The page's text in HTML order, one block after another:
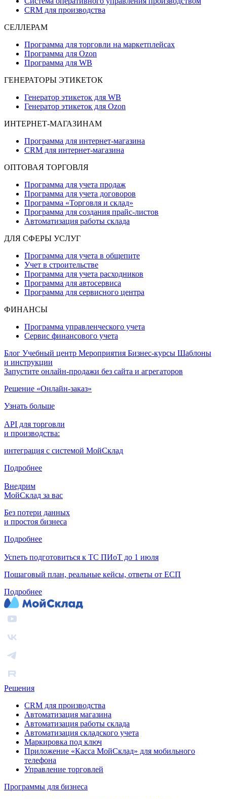
CRM для производства
СЕЛЛЕРАМ
Программа для торговли на маркетплейсах
Программа для Ozon
Программа для WB
ГЕНЕРАТОРЫ ЭТИКЕТОК
Генератор этикеток для WB
Генератор этикеток для Ozon
ИНТЕРНЕТ-МАГАЗИНАМ
Программа для интернет-магазина
CRM для интернет-магазина
ОПТОВАЯ ТОРГОВЛЯ
Программа для учета продаж
Программа для учета договоров
Программа «Торговля и склад»
Программа для создания прайс‑листов
Автоматизация работы склада
ДЛЯ СФЕРЫ УСЛУГ
Программа для учета в общепите
Учет в строительстве
Программа для учета расходников
Программа для автосервиса
Программа для сервисного центра
ФИНАНСЫ
Программа управленческого учета
Сервис финансового учета
Блог Учебный центр Мероприятия Бизнес-курсы Шаблоны
и инструкции
Запустите онлайн-продажи без сайта и агрегаторов
Решение «Онлайн-заказ»
Узнать больше
API для торговли
и производства:
интеграция с системой МойСклад
Подробнее
Внедрим
МойСклад за вас
Без потери данных
и простоя бизнеса
Подробнее
Успеть подготовиться к ТС ПИоТ до 1 июля
Пошаговый план, реальные кейсы, ответы от ЕСП
Подробнее
Решения
CRM для производства
Автоматизация магазина
Автоматизация работы склада
Автоматизация складского учета
Маркировка под ключ
Приложение «Касса МойСклад» для мобильного
телефона
Управление торговлей
Программы для бизнеса